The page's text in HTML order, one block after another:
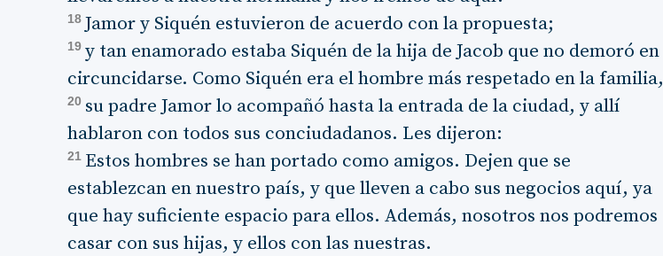
18Jamor y Siquén estuvieron de acuerdo con la propuesta;
19y tan enamorado estaba Siquén de la hija de Jacob que no demoró en
circuncidarse. Como Siquén era el hombre más respetado en la familia,
20 su padre Jamor lo acompañó hasta la entrada de la ciudad, y allí
hablaron con todos sus conciudadanos. Les dijeron:
21 Estos hombres se han portado como amigos. Dejen que se
establezcan en nuestro país, y que lleven a cabo sus negocios aquí, ya
que hay suficiente espacio para ellos. Además, nosotros nos podremos
casar con sus hijas, y ellos con las nuestras.